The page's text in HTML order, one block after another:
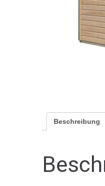
Beschreibung